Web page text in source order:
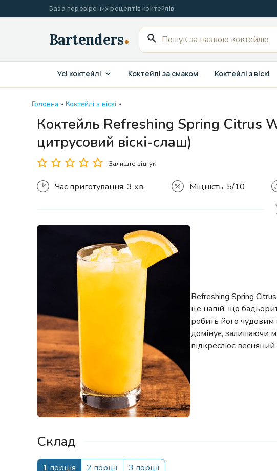
до
База перевірених рецептів коктейлів
Пошук
для:
Усі коктейлі Коктейлі за смаком Коктейлі з віскі
Головна » Коктейлі з віскі »
Коктейль Refreshing Spring Citrus
цитрусовий віскі-слаш)
Залиште відгук
Час приготування: 3 хв. Міцність: 5/10
Refreshing Spring
це напій, що
робить його чудовим
домінує, залишаючи
підкреслює
Склад
1 порція 2 порції 3 порції